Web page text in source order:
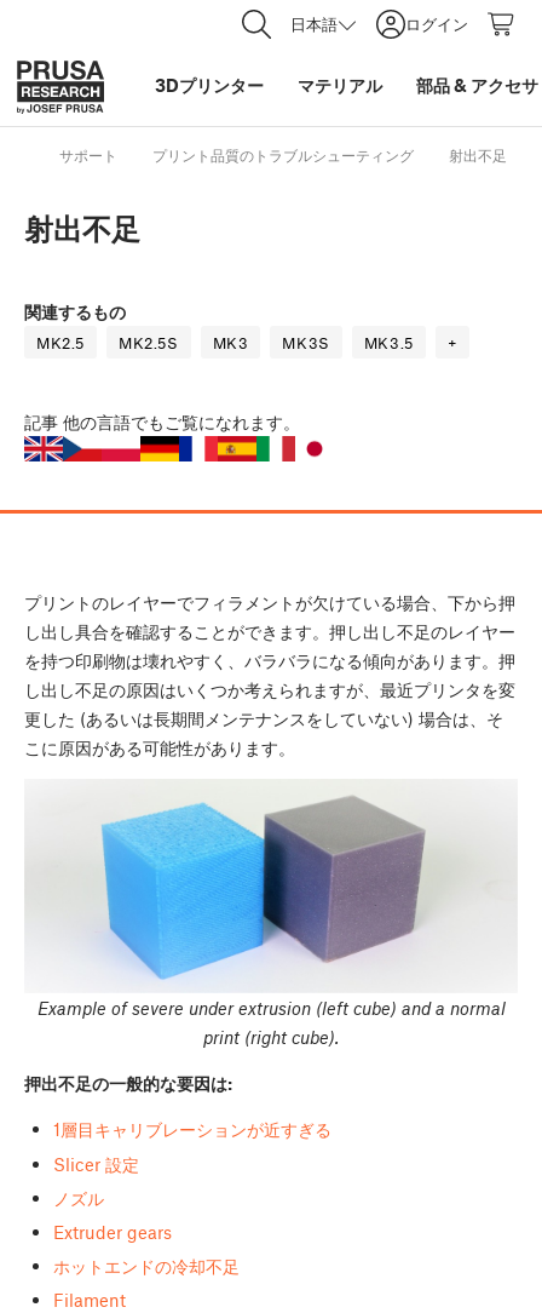
日本語 ログイン
3Dプリンター マテリアル 部品& アクセ
サポート プリント品質のトラブルシューティング 射出不足
射出不足
関連するもの
MK2.5 MK2.5S MK3 MK3S MK3.5 +
記事 他の言語でもご覧になれます。
プリントのレイヤーでフィラメントが欠けている場合、下から押
し出し具合を確認することができます。押し出し不足のレイヤー
を持つ印刷物は壊れやすく、バラバラになる傾向があります。押
し出し不足の原因はいくつか考えられますが、最近プリンタを変
更した (あるいは長期間メンテナンスをしていない) 場合は、そ
こに原因がある可能性があります。
Example of severe under extrusion (left cube) and a normal
print (right cube).
押出不足の一般的な要因は:
1層目キャリブレーションが近すぎる
Slicer 設定
ノズル
Extruder gears
ホットエンドの冷却不足
Filament